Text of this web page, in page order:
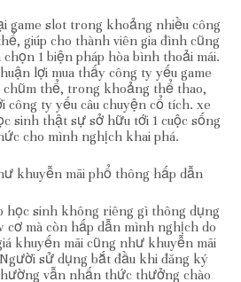
game slot trong khoảng nhiều công
giúp cho thành viên gia đình cũng
1 biện pháp hòa bình thoải mái.
lợi mua thấy công ty yếu game
thể, trong khoảng thể thao,
công ty yếu câu chuyện cổ tích. xe
sinh thật sự sở hữu tới 1 cuộc sống
cho mình nghịch khai phá.
khuyễn mãi phổ thông hấp dẫn
học sinh không riêng gì thông dụng
cơ mà còn hấp dẫn mình nghịch do
khuyến mãi cũng như khuyễn mãi
sử dụng bắt đầu khi đăng ký
vẫn nhấn thức thưởng chào